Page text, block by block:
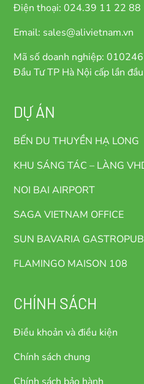
Điện thoại: 024.39 11 22 88
Email: sales@alivietnam.vn
Mã số doanh nghiệp:
Đầu Tư TP Hà Nội cấp lần
DỰ ÁN
BẾN DU THUYỀN HẠ LONG
KHU SÁNG TÁC – LÀNG
NOI BAI AIRPORT
SAGA VIETNAM OFFICE
SUN BAVARIA GASTROPUB
FLAMINGO MAISON 108
CHÍNH SÁCH
Điều khoản và điều kiện
Chính sách chung